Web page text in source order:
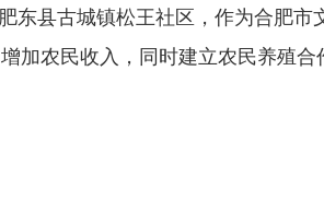
东县古城镇松王社区，作为合肥
农民收入，同时建立农民养殖合